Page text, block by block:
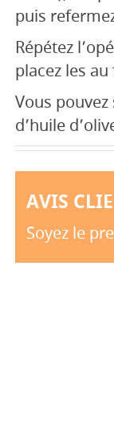
puis
Répétez
placez les
Vous
d’huile
AVIS
Soyez le